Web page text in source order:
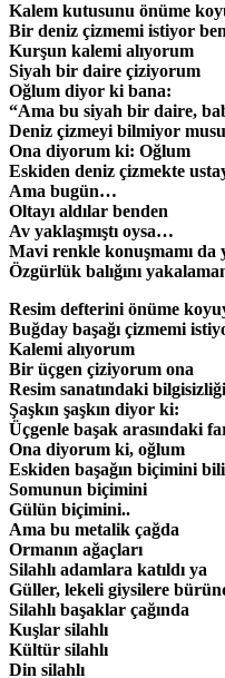
Kalem kutusunu önüme
Bir deniz çizmemi istiyor
Kurşun kalemi alıyorum
Siyah bir daire çiziyorum
Oğlum diyor ki bana:
“Ama bu siyah bir daire,
Deniz çizmeyi bilmiyor
Ona diyorum ki: Oğlum
Eskiden deniz çizmekte
Ama bugün…
Oltayı aldılar benden
Av yaklaşmıştı oysa…
Mavi renkle konuşmamı da
Özgürlük balığını
Resim defterini önüme
Buğday başağı çizmemi
Kalemi alıyorum
Bir üçgen çiziyorum ona
Resim sanatındaki
Şaşkın şaşkın diyor ki:
Üçgenle başak arasındaki
Ona diyorum ki, oğlum
Eskiden başağın biçimini
Somunun biçimini
Gülün biçimini..
Ama bu metalik çağda
Ormanın ağaçları
Silahlı adamlara katıldı ya
Güller, lekeli giysilere
Silahlı başaklar çağında
Kuşlar silahlı
Kültür silahlı
Din silahlı